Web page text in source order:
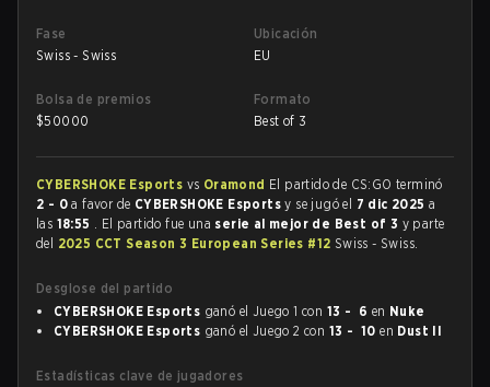
Fase
Swiss - Swiss
Ubicación
EU
Bolsa de premios
$50000
Formato
Best of 3
CYBERSHOKE Esports vs Oramond El partido de CS:GO terminó
2 - 0 a favor de CYBERSHOKE Esportsy se jugó el 7 dic 2025a
las 18:55 . El partido fue una serie al mejor de Best of 3 y parte
del 2025 CCT Season 3 European Series #12 Swiss - Swiss.
Desglose del partido
CYBERSHOKE Esports ganó el Juego 1 con 13 - 6 en Nuke
CYBERSHOKE Esports ganó el Juego 2 con 13 - 10 en Dust II
Estadísticas clave de jugadores